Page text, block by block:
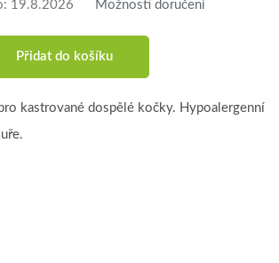
19.8.2026 Možnosti doručení
Přidat do košíku
kastrované dospělé kočky. Hypoalergenní